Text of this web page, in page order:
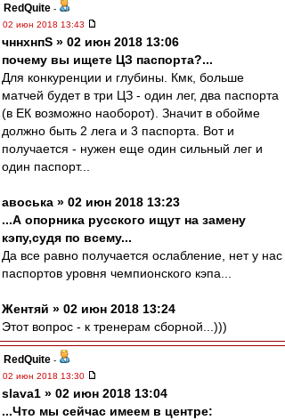
RedQuite -
02 июн 2018 13:43
чннхнпS » 02 июн 2018 13:06
почему вы ищете ЦЗ паспорта?...
Для конкуренции и глубины. Кмк, больше
матчей будет в три ЦЗ - один лег, два паспорта
(в ЕК возможно наоборот). Значит в обойме
должно быть 2 лега и 3 паспорта. Вот и
получается - нужен еще один сильный лег и
один паспорт...
авоська » 02 июн 2018 13:23
...А опорника русского ищут на замену
кэпу,судя по всему...
Да все равно получается ослабление, нет у нас
паспортов уровня чемпионского кэпа...
Жентяй » 02 июн 2018 13:24
Этот вопрос - к тренерам сборной...)))
RedQuite -
02 июн 2018 13:30
slava1 » 02 июн 2018 13:04
...Что мы сейчас имеем в центре: